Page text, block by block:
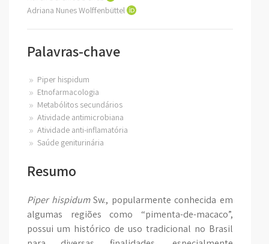
Adriana Nunes Wolffenbüttel
Palavras-chave
Piper hispidum
Etnofarmacologia
Metabólitos secundários
Atividade antimicrobiana
Atividade anti-inflamatória
Saúde geniturinária
Resumo
Piper hispidumSw., popularmente conhecida em
algumas regiões como “pimenta-de-macaco”,
possui um histórico de uso tradicional no Brasil